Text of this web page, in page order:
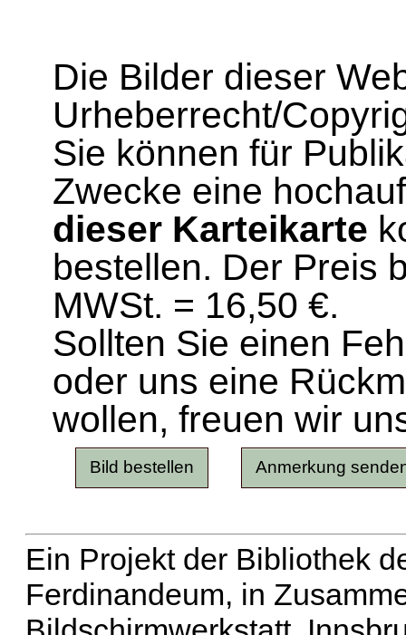
Die Bilder dieser
Urheberrecht/
Sie können für
Zwecke eine
dieser Karteikarte
bestellen. Der Preis
MWSt. = 16,50 €.
Sollten Sie einen
oder uns eine
wollen, freuen wir
Ein Projekt der Bibliothek
Ferdinandeum, in